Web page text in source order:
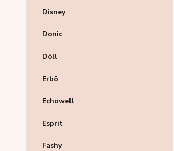
Disney
Donic
Döll
Erbö
Echowell
Esprit
Fashy